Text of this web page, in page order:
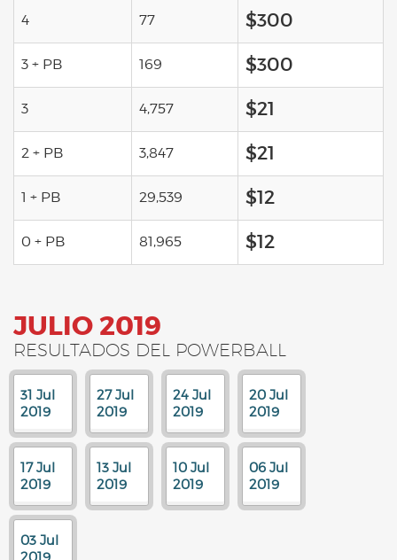
4 77 $300
3 + PB 169 $300
3 4,757 $21
2 + PB 3,847 $21
1 + PB 29,539 $12
0 + PB 81,965 $12
JULIO 2019
RESULTADOS DEL POWERBALL
31 Jul
2019
27 Jul
2019
24 Jul
2019
20 Jul
2019
17 Jul
2019
13 Jul
2019
10 Jul
2019
06 Jul
2019
03 Jul